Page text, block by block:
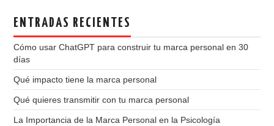
ENTRADAS RECIENTES
Cómo usar ChatGPT para construir tu marca personal en 30
días
Qué impacto tiene la marca personal
Qué quieres transmitir con tu marca personal
La Importancia de la Marca Personal en la Psicología